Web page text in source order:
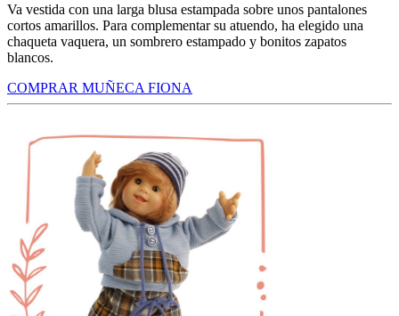
Va vestida con una larga blusa estampada sobre unos pantalones
cortos amarillos. Para complementar su atuendo, ha elegido una
chaqueta vaquera, un sombrero estampado y bonitos zapatos
blancos.
COMPRAR MUÑECA FIONA